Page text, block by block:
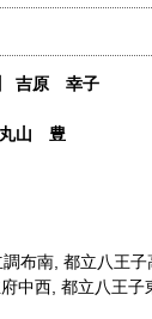
吉原 幸子
丸山 豊
布南, 都立八王子
中西, 都立八王子